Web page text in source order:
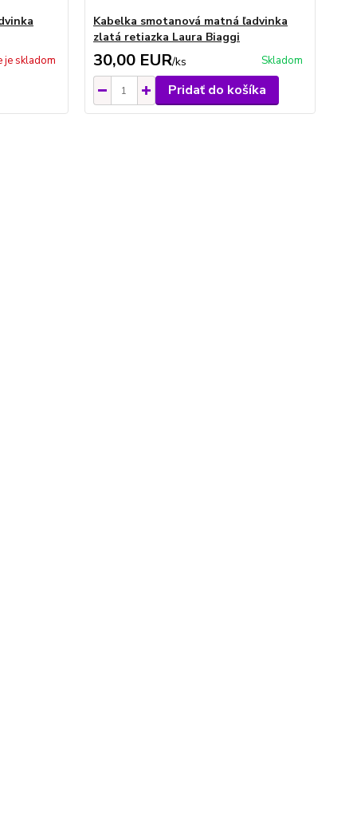
je skladom
Kabelka smotanová matná ľadvinka
zlatá retiazka Laura Biaggi
30,00 EUR/ks Skladom
Pridať do košíka